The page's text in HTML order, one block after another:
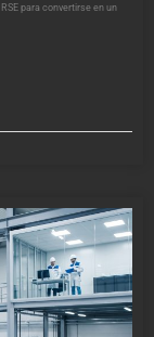
para convertirse en un